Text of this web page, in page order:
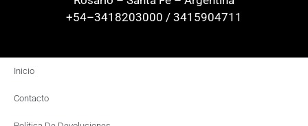
+54–3418203000 / 3415904711
Inicio
Contacto